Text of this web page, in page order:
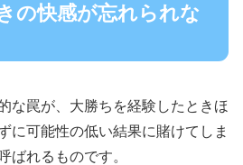
の快感が忘れられな
な罠が、大勝ちを経験したときほ
に可能性の低い結果に賭けてしま
ばれるものです。